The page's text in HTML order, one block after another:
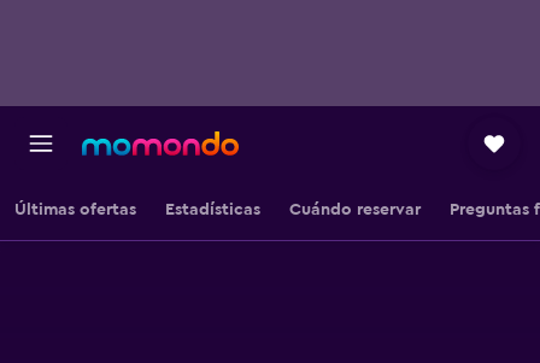
Últimas ofertas Estadísticas Cuándo reservar Preguntas